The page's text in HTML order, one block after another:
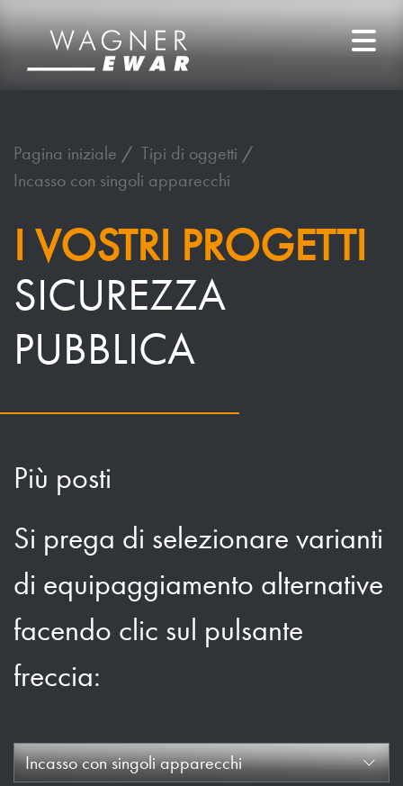
Pagina iniziale
Tipi di oggetti
Incasso con singoli apparecchi
I VOSTRI PROGETTI
SICUREZZA
PUBBLICA
Più posti
Si prega di selezionare varianti
di equipaggiamento alternative
facendo clic sul pulsante
freccia:
Incasso con singoli apparecchi